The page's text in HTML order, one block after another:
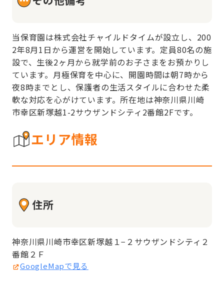
当保育園は株式会社チャイルドタイムが設立し、200
2年8月1日から運営を開始しています。定員80名の施
設で、生後2ヶ月から就学前のお子さまをお預かりし
ています。月極保育を中心に、開園時間は朝7時から
夜8時までとし、保護者の生活スタイルに合わせた柔
軟な対応を心がけています。所在地は神奈川県川崎
市幸区新塚越1-2サウザンドシティ2番館2Fです。
エリア情報
住所
神奈川県川崎市幸区新塚越１−２サウザンドシティ２
番館２Ｆ
GoogleMapで見る